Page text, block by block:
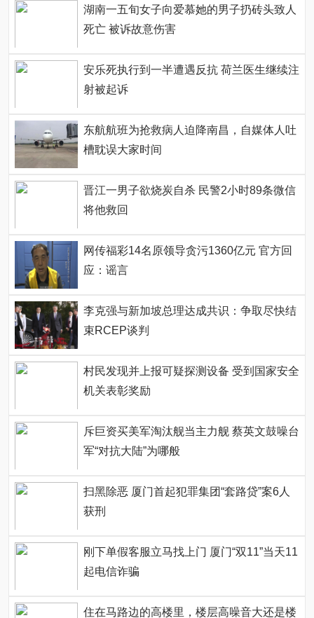
湖南一五旬女子向爱慕她的男子扔砖头致人
死亡 被诉故意伤害
安乐死执行到一半遭遇反抗 荷兰医生继续注
射被起诉
东航航班为抢救病人迫降南昌，自媒体人吐
槽耽误大家时间
晋江一男子欲烧炭自杀 民警2小时89条微信
将他救回
网传福彩14名原领导贪污1360亿元 官方回
应：谣言
李克强与新加坡总理达成共识：争取尽快结
束RCEP谈判
村民发现并上报可疑探测设备 受到国家安全
机关表彰奖励
斥巨资买美军淘汰舰当主力舰 蔡英文鼓噪台
军“对抗大陆”为哪般
扫黑除恶 厦门首起犯罪集团“套路贷”案6人
获刑
刚下单假客服立马找上门 厦门“双11”当天11
起电信诈骗
住在马路边的高楼里，楼层高噪音大还是楼